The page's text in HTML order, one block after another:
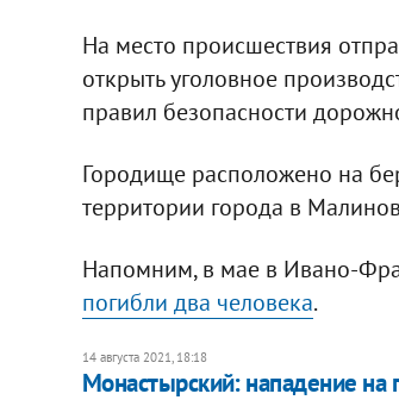
На место происшествия
открыть уголовное
правил безопасности
Городище расположено на
территории города в
Напомним, в мае в Ивано-
погибли два человека.
14 августа 2021, 18:18
Монастырский: нападение на